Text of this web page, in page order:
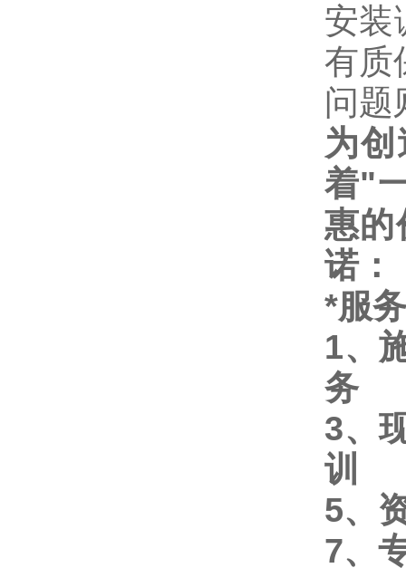
安装
有质
问题
为
着"
惠的
诺：
*服
1、
务
3、
训
5、
7、